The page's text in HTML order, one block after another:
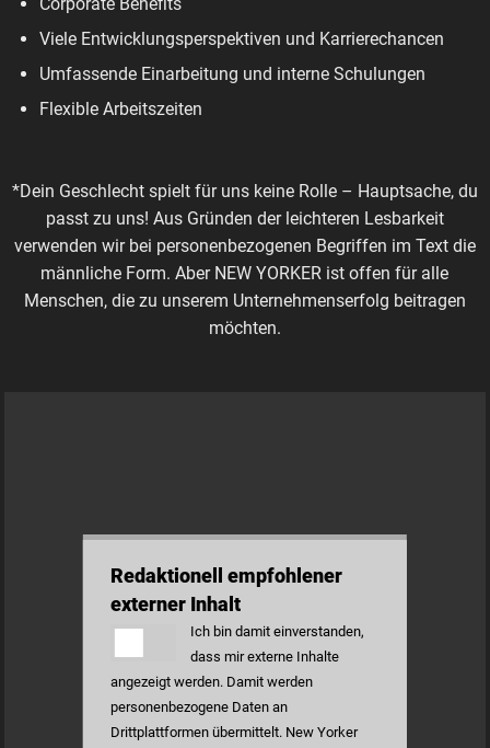
Viele Entwicklungsperspektiven und Karrierechancen
Umfassende Einarbeitung und interne Schulungen
Flexible Arbeitszeiten
*Dein Geschlecht spielt für uns keine Rolle – Hauptsache, du
passt zu uns! Aus Gründen der leichteren Lesbarkeit
verwenden wir bei personenbezogenen Begriffen im Text die
männliche Form. Aber NEW YORKER ist offen für alle
Menschen, die zu unserem Unternehmenserfolg beitragen
möchten.
Redaktionell empfohlener
externer Inhalt
Ich bin damit einverstanden,
dass mir externe Inhalte
angezeigt werden. Damit werden
personenbezogene Daten an
Drittplattformen übermittelt. New Yorker